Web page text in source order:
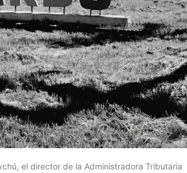
el director de la Administradora Tributaria